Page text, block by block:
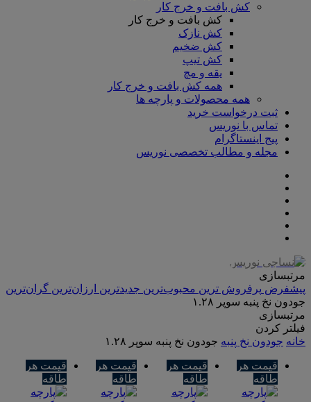
کش بافت و خرج کار
کش بافت و خرج کار
کش نازک
کش ضخیم
کش تیپ
یقه و مچ
همه کش بافت و خرج کار
همه محصولات و پارچه ها
ثبت درخواست خرید
تماس با نوریس
پیج اینستاگرام
مجله و مطالب تخصصی نوریس
مرتبسازی
پیشفرض پرفروش ترین محبوب‌ترین جدیدترین ارزان‌ترین گران‌ترین
جودون نخ پنبه سوپر ۱.۲۸
مرتبسازی
فیلتر کردن
خانه جودون نخ پنبه جودون نخ پنبه سوپر ۱.۲۸
قیمت هر
طاقه
قیمت هر
طاقه
قیمت هر
طاقه
قیمت هر
طاقه